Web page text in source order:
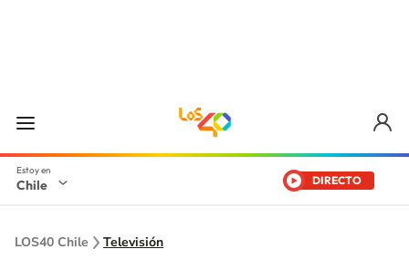
Chile DIRECTO
LOS40 Chile Televisión